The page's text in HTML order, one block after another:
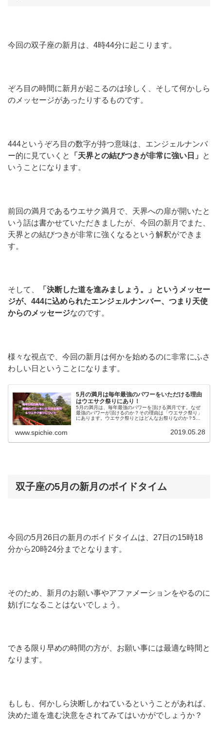
今回の双子座の新月は、4時44分に起こります。
ぞろ目の時間に新月が起こるのは珍しく、そして何かしら
のメッセージがあったりするものです。
444というぞろ目の数字が持つ意味は、エンジェルナンバ
ー的に見ていくと
「天界との結びつきが非常に強い日」
と
いうことになります。
前回の満月であるウエサク満月で、天界への扉が開いたと
いう話は書かせていただきましたが、今回の新月でまた、
天界との結びつきが非常に強くなるという解釈ができま
す。
そして、
「決断した道を進みましょう。」というメッセー
ジが、444に込められたエンジェルナンバー、つまり天使
からのメッセージなのです。
様々な視点で、今回の新月は何かを始めるのに非常にふさ
わしい日ということになります。
5月の満月は毎年最強のパワーをいただける理由
はウエサク祭りにあり！
5月の満月は、毎年最強のパワーを頂ける満月です。なぜ
最強のパワーが頂けるのか？その理由は「ウエサク祭り」
にあります。ウエサク祭りとはどんなお祭りなのか？5月
www.spichie.com 2019.05.28
双子座の5月の新月のボイドタイム
今回の5月26日の新月のボイドタイムは、27日の15時18
分から20時24分までとなります。
そのため、新月のお願い事やアファメーションをやるのに
妨げになることはないでしょう。
できる限り早めの時間の方が、お願い事には最適な時間と
なります。
もしも、何かしら決断しかねているということがあれば、
決めた道を進む決意をされてみてはいかがでしょうか？